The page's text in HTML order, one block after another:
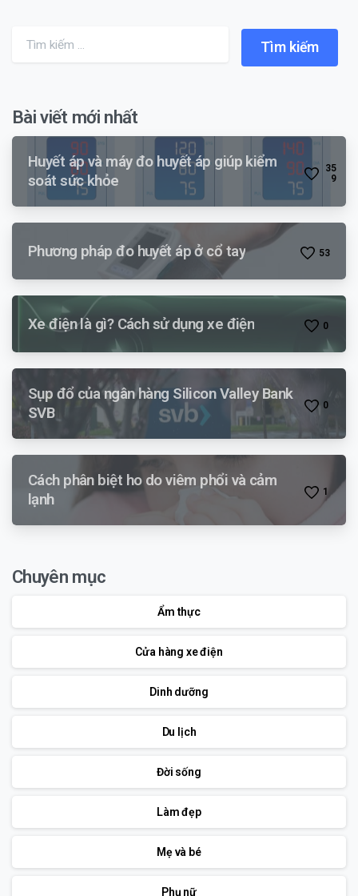
Search for:
Bài viết mới nhất
Huyết áp và máy đo huyết áp giúp kiểm
soát sức khỏe
35
9
Phương pháp đo huyết áp ở cổ tay 53
Xe điện là gì? Cách sử dụng xe điện 0
Sụp đổ của ngân hàng Silicon Valley Bank
SVB
0
Cách phân biệt ho do viêm phổi và cảm
lạnh
1
Chuyên mục
Ẩm thực
Cửa hàng xe điện
Dinh dưỡng
Du lịch
Đời sống
Làm đẹp
Mẹ và bé
Phụ nữ